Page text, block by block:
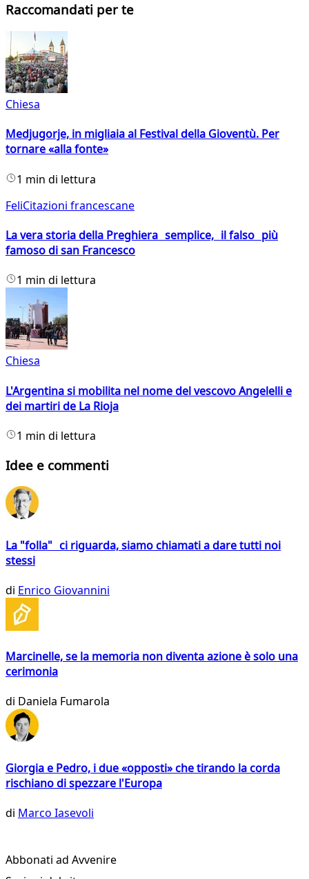
Raccomandati per te
Chiesa
Medjugorje, in migliaia al Festival della Gioventù. Per
tornare «alla fonte»
1 min di lettura
FeliCitazioni francescane
La vera storia della Preghiera semplice, il falso più
famoso di san Francesco
1 min di lettura
Chiesa
L'Argentina si mobilita nel nome del vescovo Angelelli e
dei martiri de La Rioja
1 min di lettura
Idee e commenti
La "folla" ci riguarda, siamo chiamati a dare tutti noi
stessi
di Enrico Giovannini
Marcinelle, se la memoria non diventa azione è solo una
cerimonia
di Daniela Fumarola
Giorgia e Pedro, i due «opposti» che tirando la corda
rischiano di spezzare l'Europa
di Marco Iasevoli
Abbonati ad Avvenire